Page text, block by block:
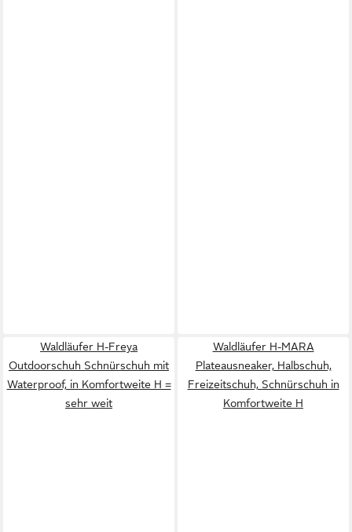
Waldläufer H-Freya
Outdoorschuh Schnürschuh mit
Waterproof, in Komfortweite H =
sehr weit
Waldläufer H-MARA
Plateausneaker, Halbschuh,
Freizeitschuh, Schnürschuh in
Komfortweite H